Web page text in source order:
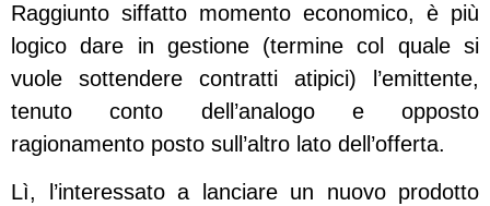
Raggiunto siffatto momento economico, è più
logico dare in gestione (termine col quale si
vuole sottendere contratti atipici) l’emittente,
tenuto conto dell’analogo e opposto
ragionamento posto sull’altro lato dell’offerta.
Lì, l’interessato a lanciare un nuovo prodotto